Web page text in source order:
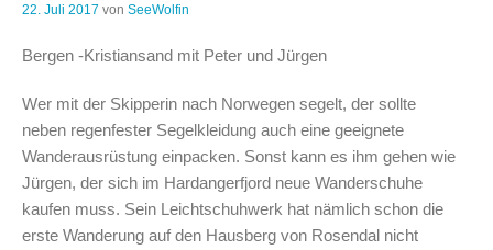
22. Juli 2017 von SeeWolfin
Bergen -Kristiansand mit Peter und Jürgen
Wer mit der Skipperin nach Norwegen segelt, der sollte
neben regenfester Segelkleidung auch eine geeignete
Wanderausrüstung einpacken. Sonst kann es ihm gehen wie
Jürgen, der sich im Hardangerfjord neue Wanderschuhe
kaufen muss. Sein Leichtschuhwerk hat nämlich schon die
erste Wanderung auf den Hausberg von Rosendal nicht